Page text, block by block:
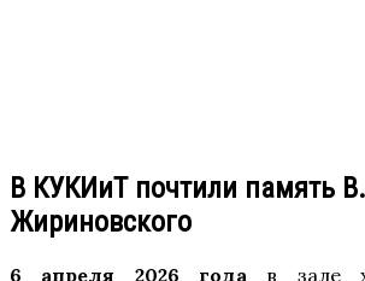
В КУКИиТ почтили память
Жириновского
6 апреля 2026 года в зале